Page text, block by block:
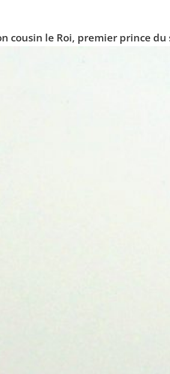
le Roi, premier prince